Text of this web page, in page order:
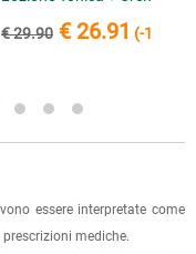
eKomi
5/B a Cagliari.
l'opzione "Ritiro in
della modalità di
addebitate le
un riepilogo d'ordine,
dell'ordine
anche nell'email di
€ 29.90 € 26.91 (-10%)
essere interpretate come
mediche.